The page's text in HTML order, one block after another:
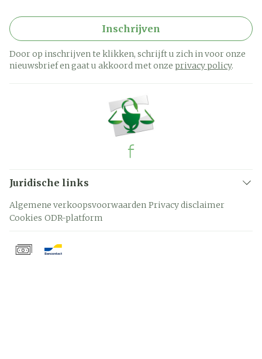
Inschrijven
Door op inschrijven te klikken, schrijft u zich in voor onze
nieuwsbrief en gaat u akkoord met onze privacy policy.
Juridische links
Algemene verkoopsvoorwaarden Privacy disclaimer
Cookies ODR-platform